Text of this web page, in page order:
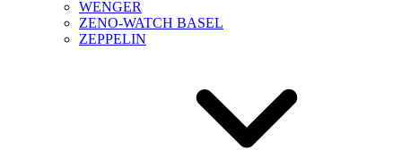
WENGER
ZENO-WATCH BASEL
ZEPPELIN